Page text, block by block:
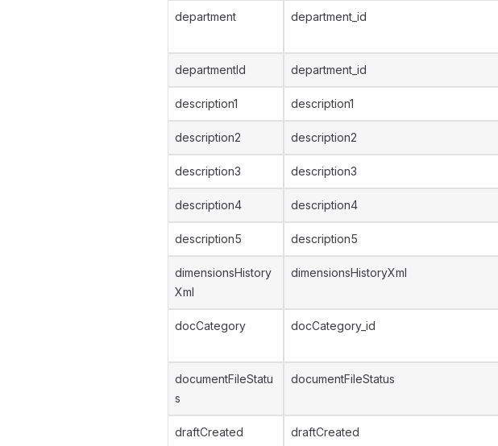
department department_id
departmentId department_id
description1 description1
description2 description2
description3 description3
description4 description4
description5 description5
dimensionsHistory
Xml
dimensionsHistoryXml
docCategory docCategory_id
documentFileStatu
s
documentFileStatus
draftCreated draftCreated